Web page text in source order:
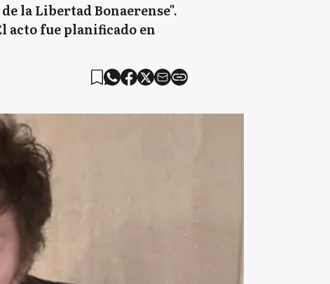
la Libertad Bonaerense".
acto fue planificado en